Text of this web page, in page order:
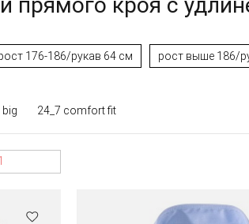
176-186/рукав 64 см рост выше 186/
24_7 comfort fit